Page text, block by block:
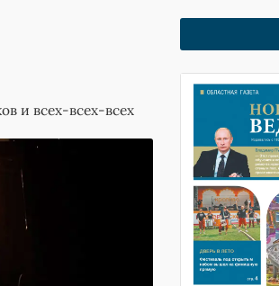
и всех-всех-всех